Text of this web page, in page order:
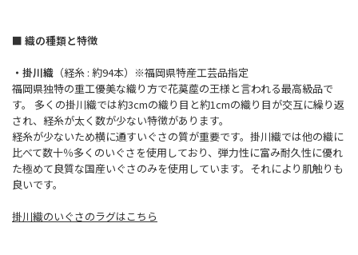
■ 織の種類と特徴
・掛川織 （経糸 : 約94本）※福岡県特産工芸品指定
福岡県独特の重工優美な織り方で花茣蓙の王様と言われる最高級品で
す。 多くの掛川織では約3cmの織り目と約1cmの織り目が交互に繰り返
され、経糸が太く数が少ない特徴があります。
経糸が少ないため横に通すいぐさの質が重要です。掛川織では他の織に
比べて数十％多くのいぐさを使用しており、弾力性に富み耐久性に優れ
た極めて良質な国産いぐさのみを使用しています。それにより肌触りも
良いです。
掛川織のいぐさのラグはこちら